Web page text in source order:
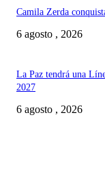
Camila Zerda
6 agosto , 2026
La Paz tendrá una
2027
6 agosto , 2026